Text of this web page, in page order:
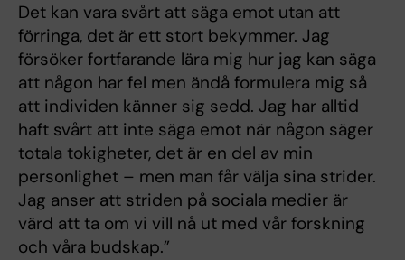
Det kan vara svårt att säga emot utan att
förringa, det är ett stort bekymmer. Jag
försöker fortfarande lära mig hur jag kan säga
att någon har fel men ändå formulera mig så
att individen känner sig sedd. Jag har alltid
haft svårt att inte säga emot när någon säger
totala tokigheter, det är en del av min
personlighet – men man får välja sina strider.
Jag anser att striden på sociala medier är
värd att ta om vi vill nå ut med vår forskning
och våra budskap.”